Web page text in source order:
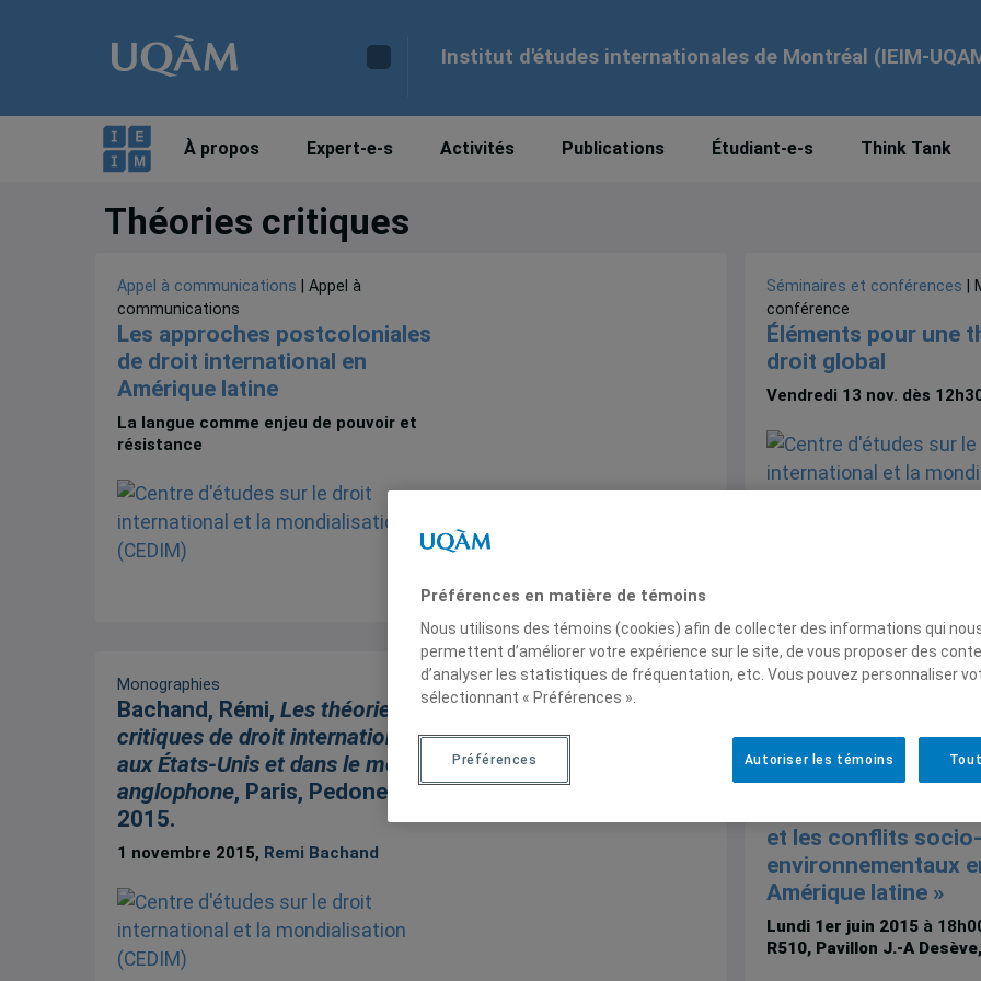
Institut d'études internationales de Montréal (IEIM-
À propos Expert-e-s Activités Publications Étudiant-e-s Think Tank
Théories critiques
Appel à communications | Appel à
communications
Les approches postcoloniales
de droit international en
Amérique latine
La langue comme enjeu de pouvoir et
résistance
Séminaires et conférences |
conférence
Éléments pour une
droit global
Vendredi 13 nov. dès
Monographies
Bachand, Rémi,Les théories
critiques de droit international
aux États-Unis et dans le monde
anglophone, Paris, Pedone,
2015.
1 novembre 2015, Remi Bachand
Séminaires et conférences |
Conférence
Maristella Svampa: «
et les conflits socio-
environnementaux
Amérique latine »
Lundi 1er juin 2015 à
R510, Pavillon J.-A
Préférences en matière de témoins
Nous utilisons des témoins (cookies) afin de collecter des informations qui
permettent d’améliorer votre expérience sur le site, de vous proposer des
d’analyser les statistiques de fréquentation, etc. Vous pouvez personnaliser
sélectionnant « Préférences ».
Autoriser les témoins
Préférences